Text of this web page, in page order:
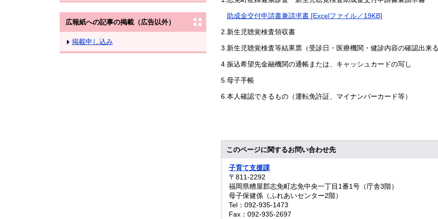
広報紙への記事の掲載（広告以外）
掲載申し込み
助成金交付申請書兼請求書 [Excelファイル／19KB]
2.新生児聴覚検査領収書
3.新生児聴覚検査等結果票（受診日・医療機関・健診内容の確認出来る
4.振込希望先金融機関の通帳または、キャッシュカードの写し
5.母子手帳
6.本人確認できるもの（運転免許証、マイナンバーカード等）
このページに関するお問い合わせ先
子育て支援課
〒811-2292
福岡県糟屋郡志免町志免中央一丁目1番1号（庁舎3階）
母子保健係（ふれあいセンター2階）
Tel：092-935-1473
Fax：092-935-2697